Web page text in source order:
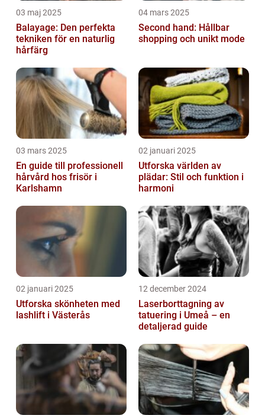
03 maj 2025
Balayage: Den perfekta
tekniken för en naturlig
hårfärg
04 mars 2025
Second hand: Hållbar
shopping och unikt mode
03 mars 2025
En guide till professionell
hårvård hos frisör i
Karlshamn
02 januari 2025
Utforska världen av
plädar: Stil och funktion i
harmoni
02 januari 2025
Utforska skönheten med
lashlift i Västerås
12 december 2024
Laserborttagning av
tatuering i Umeå – en
detaljerad guide